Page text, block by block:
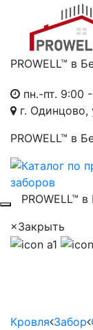
PROWELL™ в
пн.-пт. 9:00
г. Одинцово,
PROWELL™ в
PROWELL™ в
×Закрыть
Кровля Забор